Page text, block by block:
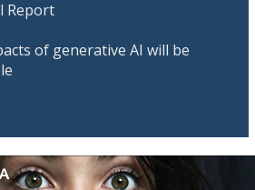
Report
of generative AI will be